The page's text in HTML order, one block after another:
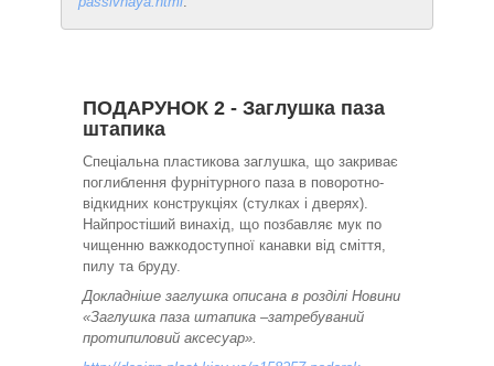
ПОДАРУНОК 2 - Заглушка паза
штапика
Спеціальна пластикова заглушка, що закриває
поглиблення фурнітурного паза в поворотно-
відкидних конструкціях (стулках і дверях).
Найпростіший винахід, що позбавляє мук по
чищенню важкодоступної канавки від сміття,
пилу та бруду.
Докладніше заглушка описана в розділі Новини
«Заглушка паза штапика –затребуваний
протипиловий аксесуар».